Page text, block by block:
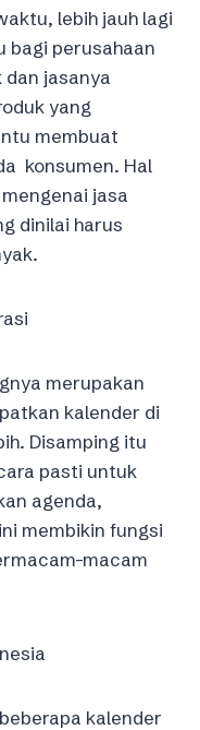
lebih jauh lagi
bagi perusahaan
jasanya
yang
membuat
konsumen. Hal
jasa
dinilai harus
merupakan
kalender di
Disamping itu
pasti untuk
agenda,
membikin fungsi
macam
kalender